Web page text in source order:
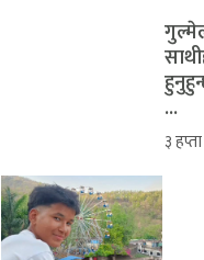
...
३